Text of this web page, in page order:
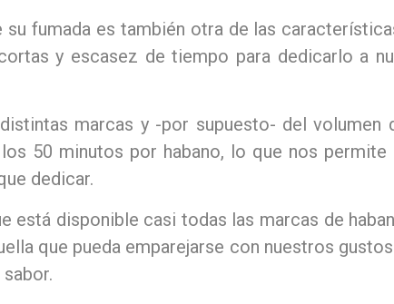
su fumada es también otra de las
y escasez de tiempo para dedicarlo a
marcas y -por supuesto- del volumen
50 minutos por habano, lo que nos
dedicar.
disponible casi todas las marcas de
que pueda emparejarse con nuestros